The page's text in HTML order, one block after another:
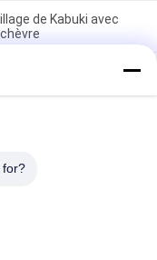
de Kabuki avec
de fan de beauté
de maquillage
ultra mous de
for?